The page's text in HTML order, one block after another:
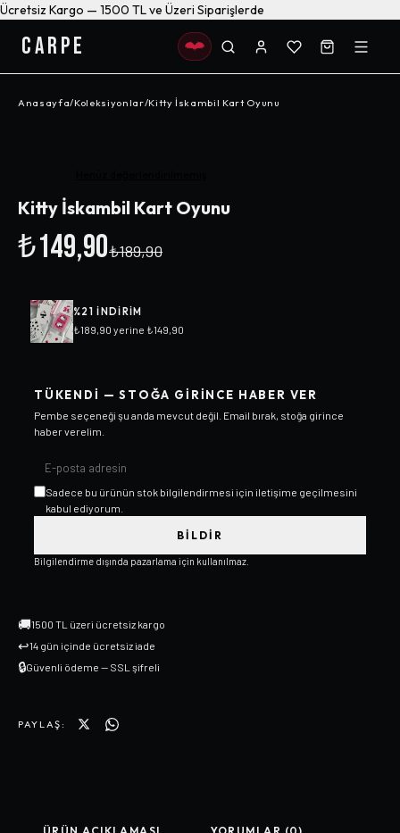
Ücretsiz Kargo — 1500 TL ve Üzeri Siparişlerde
CARPE
Anasayfa/Koleksiyonlar/Kitty İskambil Kart Oyunu
Kitty İskambil Kart Oyunu
₺149,90₺189,90
%21 INDIRIM
₺189,90 yerine ₺149,90
TÜKENDI — STOĞA GIRINCE HABER VER
Pembe seçeneği şu anda mevcut değil. Email bırak, stoğa girince
haber verelim.
Sadece bu ürünün stok bilgilendirmesi için iletişime geçilmesini
kabul ediyorum.
BILDIR
Bilgilendirme dışında pazarlama için kullanılmaz.
🚚1500 TL üzeri ücretsiz kargo
↩14 gün içinde ücretsiz iade
🔒Güvenli ödeme — SSL şifreli
PAYLAŞ: